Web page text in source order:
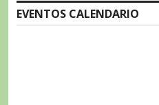
EVENTOS CALENDARIO